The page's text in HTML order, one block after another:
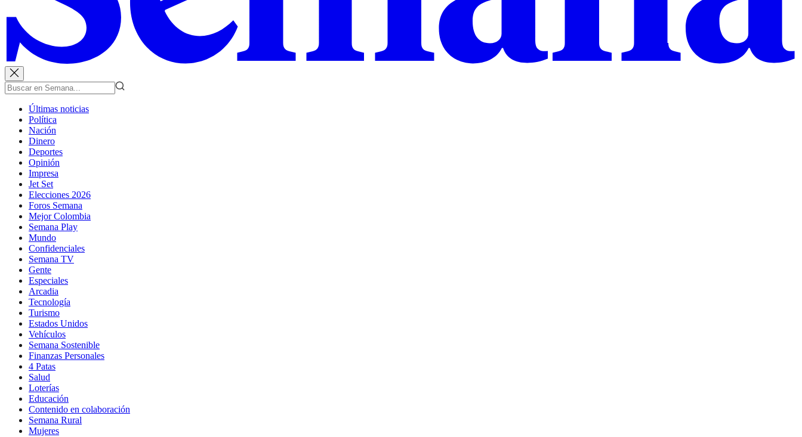
Últimas noticias
Política
Nación
Dinero
Deportes
Opinión
Impresa
Jet Set
Elecciones 2026
Foros Semana
Mejor Colombia
Semana Play
Mundo
Confidenciales
Semana TV
Gente
Especiales
Arcadia
Tecnología
Turismo
Estados Unidos
Vehículos
Semana Sostenible
Finanzas Personales
4 Patas
Salud
Loterías
Educación
Contenido en colaboración
Semana Rural
Mujeres